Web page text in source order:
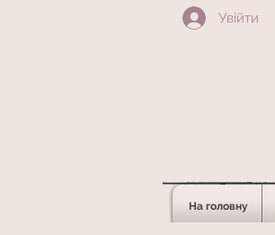
Увійти
На головну